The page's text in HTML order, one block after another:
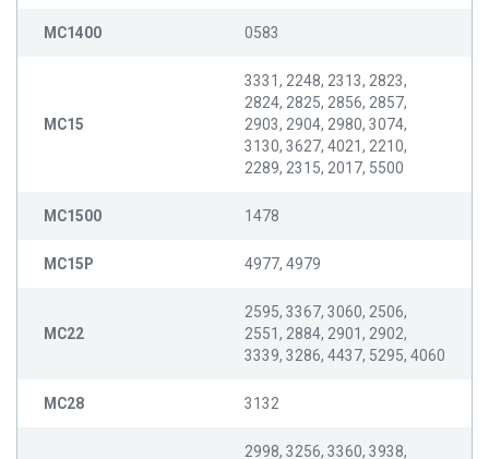
MC1400 0583
MC15
3331, 2248, 2313, 2823,
2824, 2825, 2856, 2857,
2903, 2904, 2980, 3074,
3130, 3627, 4021, 2210,
2289, 2315, 2017, 5500
MC1500 1478
MC15P 4977, 4979
MC22
2595, 3367, 3060, 2506,
2551, 2884, 2901, 2902,
3339, 3286, 4437, 5295, 4060
MC28 3132
2998, 3256, 3360, 3938,